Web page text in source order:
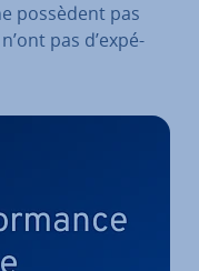
possèdent pas
pas d’ex­pé­